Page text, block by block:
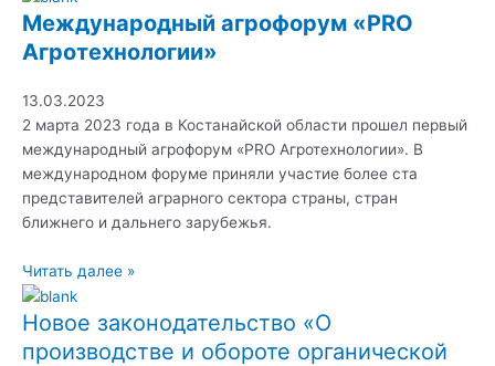
Mеждународный агрофорум «PRO
Агротехнологии»
13.03.2023
2 марта 2023 года в Костанайской области прошел первый
международный агрофорум «PRO Агротехнологии». В
международном форуме приняли участие более ста
представителей аграрного сектора страны, стран
ближнего и дальнего зарубежья.
Читать далее »
Новое законодательство «О
производстве и обороте органической